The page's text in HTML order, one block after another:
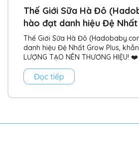
Thế Giới Sữa Hà Đô
hào đạt danh hiệu Đệ
Thế Giới Sữa Hà Đô
danh hiệu Đệ Nhất Grow Plus,
LƯỢNG TẠO NÊN THƯƠNG HIỆU!
Đọc tiếp